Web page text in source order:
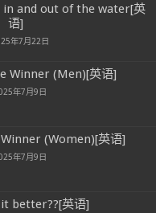
in and out of the water[英
语]
年7月22日
Winner (Men)[英语]
年7月9日
(Women)[英语]
年7月9日
better??[英语]